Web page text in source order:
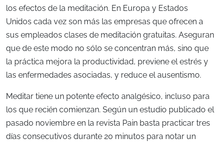
los efectos de la meditación. En Europa y Estados
Unidos cada vez son más las empresas que ofrecen a
sus empleados clases de meditación gratuitas. Aseguran
que de este modo no sólo se concentran más, sino que
la práctica mejora la productividad, previene el estrés y
las enfermedades asociadas, y reduce el ausentismo.
Meditar tiene un potente efecto analgésico, incluso para
los que recién comienzan. Según un estudio publicado el
pasado noviembre en la revista Pain basta practicar tres
días consecutivos durante 20 minutos para notar un